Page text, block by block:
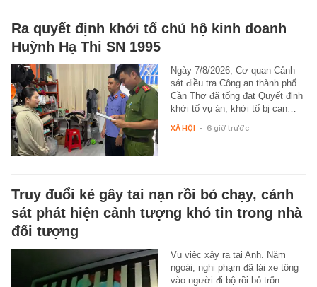
Ra quyết định khởi tố chủ hộ kinh doanh
Huỳnh Hạ Thi SN 1995
Ngày 7/8/2026, Cơ quan Cảnh
sát điều tra Công an thành phố
Cần Thơ đã tống đạt Quyết định
khởi tố vụ án, khởi tố bị can…
XÃ HỘI - 6 giờ trước
Truy đuổi kẻ gây tai nạn rồi bỏ chạy, cảnh
sát phát hiện cảnh tượng khó tin trong nhà
đối tượng
Vụ việc xảy ra tại Anh. Năm
ngoái, nghi phạm đã lái xe tông
vào người đi bộ rồi bỏ trốn.